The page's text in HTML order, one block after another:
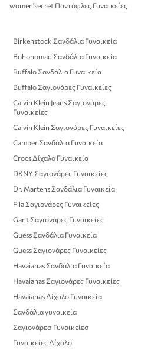
women'secret Παντόφλες Γυναικείες
Birkenstock Σανδάλια Γυναικεία
Bohonomad Σανδάλια Γυναικεία
Buffalo Σανδάλια Γυναικεία
Buffalo Σαγιονάρες Γυναικείες
Calvin Klein Jeans Σαγιονάρες
Γυναικείες
Calvin Klein Σαγιονάρες Γυναικείες
Camper Σανδάλια Γυναικεία
Crocs Δίχαλο Γυναικεία
DKNY Σαγιονάρες Γυναικείες
Dr. Martens Σανδάλια Γυναικεία
Fila Σαγιονάρες Γυναικείες
Gant Σαγιονάρες Γυναικείες
Guess Σανδάλια Γυναικεία
Guess Σαγιονάρες Γυναικείες
Havaianas Σανδάλια Γυναικεία
Havaianas Σαγιονάρες Γυναικείες
Havaianas Δίχαλο Γυναικεία
Σανδάλια γυναικεία
Σαγιονάρεσ Γυναικείεσ
Γυναικείες Δίχαλο